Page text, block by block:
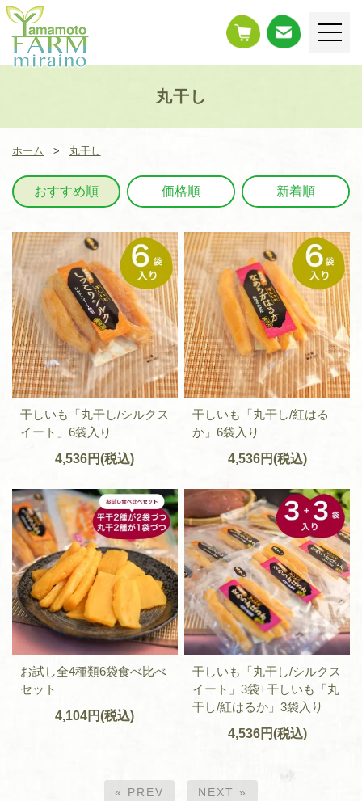
丸干し
ホーム 丸干し
おすすめ順 価格順 新着順
干しいも「丸干し/シルクス
イート」6袋入り
4,536円(税込)
干しいも「丸干し/紅はる
か」6袋入り
4,536円(税込)
お試し全4種類6袋食べ比べ
セット
4,104円(税込)
干しいも「丸干し/シルクス
イート」3袋+干しいも「丸
干し/紅はるか」3袋入り
4,536円(税込)
« PREV NEXT »